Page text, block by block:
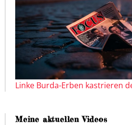
Linke Burda-Erben kastrieren
Meine aktuellen Videos